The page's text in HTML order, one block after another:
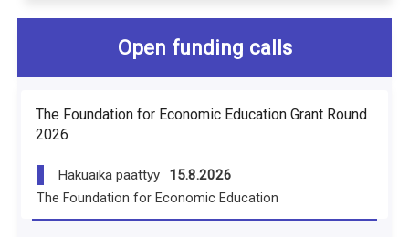
Open funding calls
The Foundation for Economic Education Grant Round
2026
Hakuaika päättyy 15.8.2026
The Foundation for Economic Education